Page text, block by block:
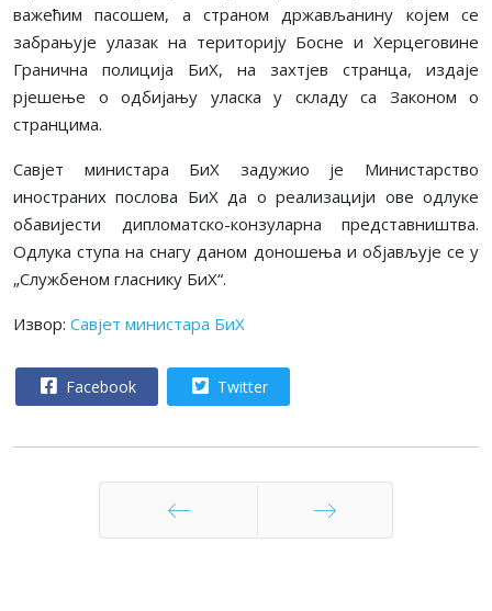
важећим пасошем, а страном држављанину којем се
забрањује улазак на територију Босне и Херцеговине
Гранична полиција БиХ, на захтјев странца, издаје
рјешење о одбијању уласка у складу са Законом о
странцима.
Савјет министара БиХ задужио је Министарство
иностраних послова БиХ да о реализацији ове одлуке
обавијести дипломатско-конзуларна представништва.
Одлука ступа на снагу даном доношења и објављује се у
„Службеном гласнику БиХ“.
Извор: Савјет министара БиХ
Facebook Twitter